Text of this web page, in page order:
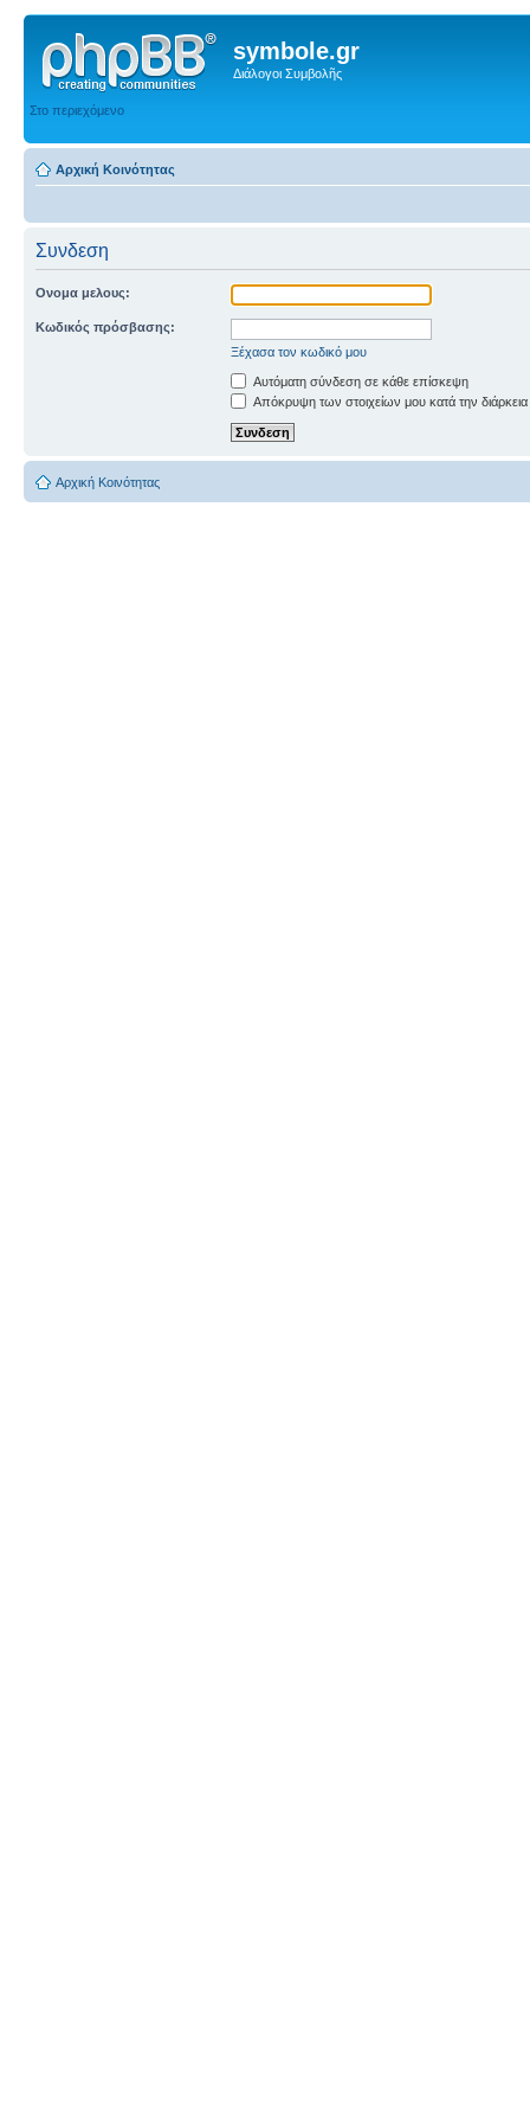
symbole.gr
Διάλογοι Συμβολῆς
Στο περιεχόμενο
Αρχική Κοινότητας
Συνδεση
Ονομα μελους:
Κωδικός πρόσβασης:
Ξέχασα τον κωδικό μου
Αυτόματη σύνδεση σε κάθε επίσκεψη
Απόκρυψη των στοιχείων μου κατά την
Αρχική Κοινότητας